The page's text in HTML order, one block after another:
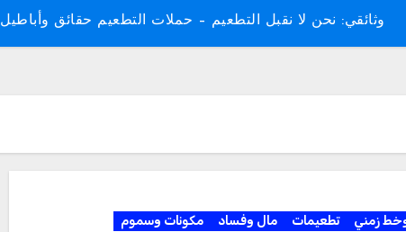
وثائقي: نحن لا نقبل التطعيم – حملات التطعيم حقائق وأباطيل
وخط زمني تطعيمات مال وفساد مكونات وسموم